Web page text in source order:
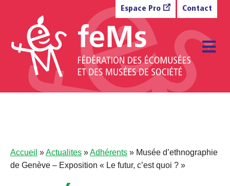
Espace Pro Contact
Accueil »Actualites »Adhérents » Musée d’ethnographie
de Genève – Exposition « Le futur, c’est quoi ? »